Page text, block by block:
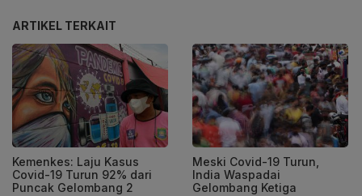
ARTIKEL TERKAIT
Kemenkes: Laju Kasus
Covid-19 Turun 92% dari
Puncak Gelombang 2
Meski Covid-19 Turun,
India Waspadai
Gelombang Ketiga